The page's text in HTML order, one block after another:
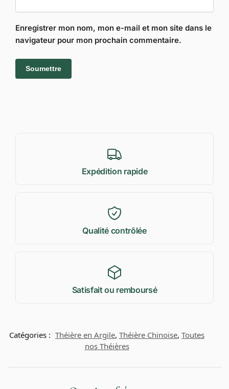
Enregistrer mon nom, mon e-mail et mon site dans le
navigateur pour mon prochain commentaire.
Expédition rapide
Qualité contrôlée
Satisfait ou remboursé
Catégories : Théière en Argile, Théière Chinoise, Toutes
nos Théières